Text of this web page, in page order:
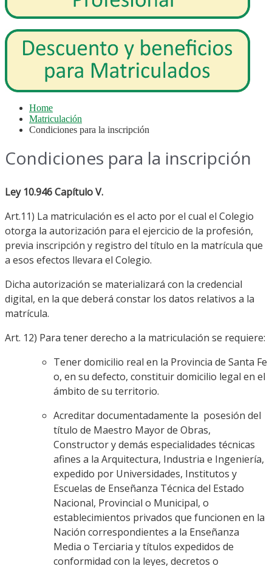
Home
Matriculación
Condiciones para la inscripción
Condiciones para la inscripción
Ley 10.946 Capítulo V.
Art.11) La matriculación es el acto por el cual el Colegio
otorga la autorización para el ejercicio de la profesión,
previa inscripción y registro del título en la matrícula que
a esos efectos llevara el Colegio.
Dicha autorización se materializará con la credencial
digital, en la que deberá constar los datos relativos a la
matrícula.
Art. 12) Para tener derecho a la matriculación se requiere:
Tener domicilio real en la Provincia de Santa Fe
o, en su defecto, constituir domicilio legal en el
ámbito de su territorio.
Acreditar documentadamente la posesión del
título de Maestro Mayor de Obras,
Constructor y demás especialidades técnicas
afines a la Arquitectura, Industria e Ingeniería,
expedido por Universidades, Institutos y
Escuelas de Enseñanza Técnica del Estado
Nacional, Provincial o Municipal, o
establecimientos privados que funcionen en la
Nación correspondientes a la Enseñanza
Media o Terciaria y títulos expedidos de
conformidad con la leyes, decretos o